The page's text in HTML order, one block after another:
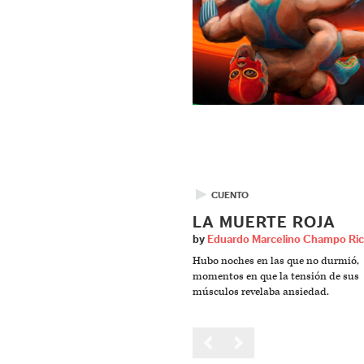
▶ CUENTO
LA MUERTE ROJA
by Eduardo Marcelino Champo
Hubo noches en las que no durmió,
momentos en que la tensión de sus
músculos revelaba ansiedad.